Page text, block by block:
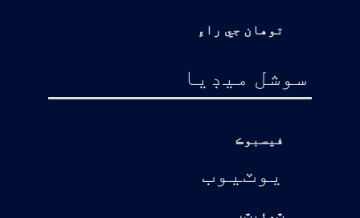
توهان جي راءِ
سوشل ميڊيا
فيسبوڪ
يوٽيوب